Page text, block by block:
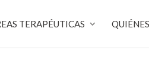
TERAPÉUTICAS